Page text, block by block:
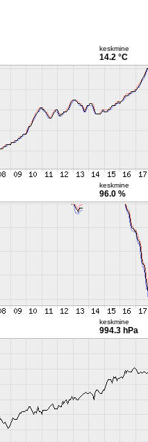
keskmine
14.2 °C
keskmine
96.0 %
keskmine
994.3 hPa